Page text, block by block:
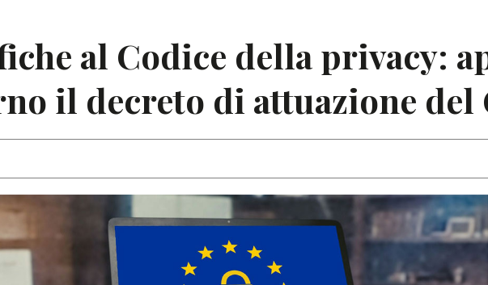
al Codice della privacy:
il decreto di attuazione del